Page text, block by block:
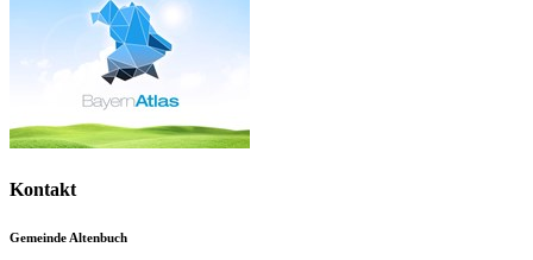
Kontakt
Gemeinde Altenbuch